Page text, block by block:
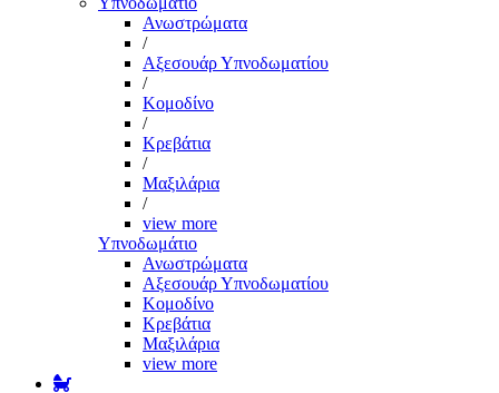
Ανωστρώματα
/
Αξεσουάρ Υπνοδωματίου
/
Κομοδίνο
/
Κρεβάτια
/
Μαξιλάρια
/
view more
Υπνοδωμάτιο
Ανωστρώματα
Αξεσουάρ Υπνοδωματίου
Κομοδίνο
Κρεβάτια
Μαξιλάρια
view more